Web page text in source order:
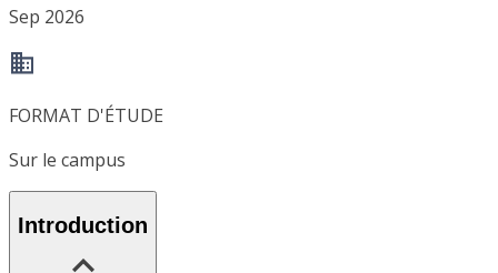
Sep 2026
FORMAT D'ÉTUDE
Sur le campus
Introduction